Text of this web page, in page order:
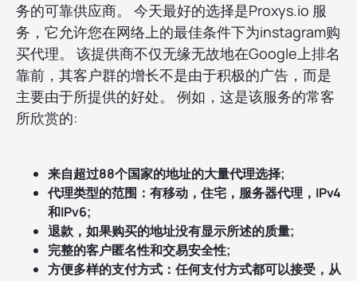
务的可靠供应商。 今天最好的选择是Proxys.io 服
务，它允许您在网络上的最佳条件下为instagram购
买代理。 该提供商不仅无缘无故地在Google上排名
靠前，其客户群的增长不是由于积极的广告，而是
主要由于所提供的好处。 例如，这是该服务的常客
所欣赏的:
来自超过88个国家的地址的大量代理选择;
代理类型的范围：有移动，住宅，服务器代理，IPv4
和IPv6;
退款，如果购买的地址没有显示所述的质量;
完整的客户匿名性和交易安全性;
方便多样的支付方式：任何支付方式都可以接受，从